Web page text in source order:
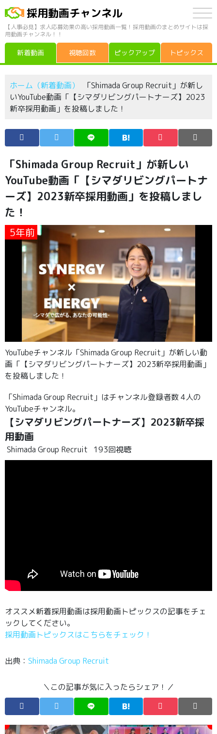
採用動画チャンネル
【人事必見】求人応募効果の高い採用動画一覧！採用動画のまとめサイトは採
用動画チャンネル！！
新着動画 視聴回数 ピックアップ トピックス
ホーム（新着動画）
「Shimada Group Recruit」が新し
いYouTube動画「【シマダリビングパートナーズ】2023
新卒採用動画」を投稿しました！
「Shimada Group Recruit」が新しい
YouTube動画「【シマダリビングパートナ
ーズ】2023新卒採用動画」を投稿しまし
た！
5年前
YouTubeチャンネル「Shimada Group Recruit」が新しい動
画「【シマダリビングパートナーズ】2023新卒採用動画」
を投稿しました！
「Shimada Group Recruit」はチャンネル登録者数 4人の
YouTubeチャンネル。
【シマダリビングパートナーズ】2023新卒採
用動画
Shimada Group Recruit 193回視聴
オススメ新着採用動画は採用動画トピックスの記事をチェ
ックしてください。
採用動画トピックスはこちらをチェック！
出典： Shimada Group Recruit
＼この記事が気に入ったらシェア！／